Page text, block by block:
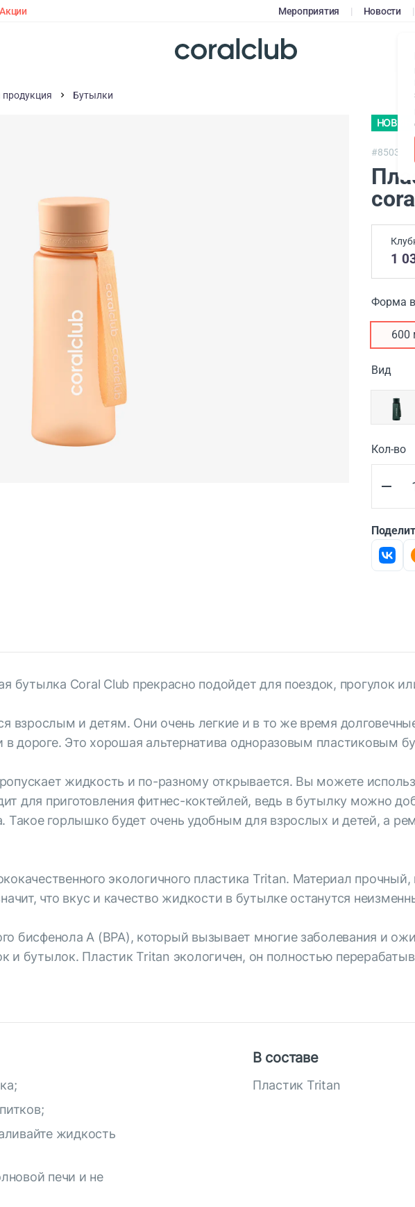
Акции Мероприятия | Новости |
Бутылки
#85034,
1
Форма
600
Вид
Кол-во
бутылка Coral Club прекрасно подойдет для поездок, прогулок
взрослым и детям. Они очень легкие и в то же время
в дороге. Это хорошая альтернатива одноразовым пластиковым
жидкость и по-разному открывается. Вы можете
для приготовления фитнес-коктейлей, ведь в бутылку можно
Такое горлышко будет очень удобным для взрослых и детей, а
экологичного пластика Tritan. Материал
что вкус и качество жидкости в бутылке останутся
бисфенола А (BPA), который вызывает многие заболевания и
и бутылок. Пластик Tritan экологичен, он полностью
жидкость
печи и не
В составе
Пластик Tritan